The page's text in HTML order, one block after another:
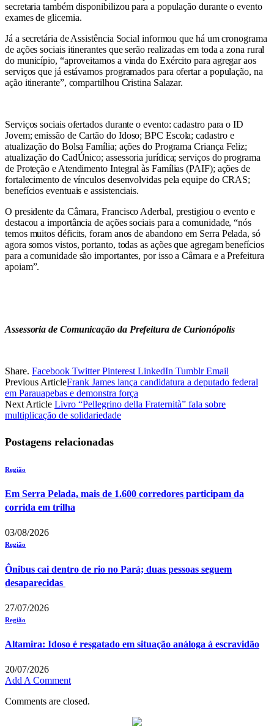
secretaria também disponibilizou para a população durante o evento
exames de glicemia.
Já a secretária de Assistência Social informou que há um cronograma
de ações sociais itinerantes que serão realizadas em toda a zona rural
do município, “aproveitamos a vinda do Exército para agregar aos
serviços que já estávamos programados para ofertar a população, na
ação itinerante”, compartilhou Cristina Salazar.
Serviços sociais ofertados durante o evento: cadastro para o ID
Jovem; emissão de Cartão do Idoso; BPC Escola; cadastro e
atualização do Bolsa Família; ações do Programa Criança Feliz;
atualização do CadÚnico; assessoria jurídica; serviços do programa
de Proteção e Atendimento Integral às Famílias (PAIF); ações de
fortalecimento de vínculos desenvolvidas pela equipe do CRAS;
benefícios eventuais e assistenciais.
O presidente da Câmara, Francisco Aderbal, prestigiou o evento e
destacou a importância de ações sociais para a comunidade, “nós
temos muitos déficits, foram anos de abandono em Serra Pelada, só
agora somos vistos, portanto, todas as ações que agregam benefícios
para a comunidade são importantes, por isso a Câmara e a Prefeitura
apoiam”.
Assessoria de Comunicação da Prefeitura de Curionópolis
Share. Facebook Twitter Pinterest LinkedIn Tumblr Email
Previous ArticleFrank James lança candidatura a deputado federal
em Parauapebas e demonstra força
Next Article Livro “Pellegrino della Fraternità” fala sobre
multiplicação de solidariedade
Postagens relacionadas
Região
Em Serra Pelada, mais de 1.600 corredores participam da
corrida em trilha
03/08/2026
Região
Ônibus cai dentro de rio no Pará; duas pessoas seguem
desaparecidas
27/07/2026
Região
Altamira: Idoso é resgatado em situação análoga à escravidão
20/07/2026
Add A Comment
Comments are closed.